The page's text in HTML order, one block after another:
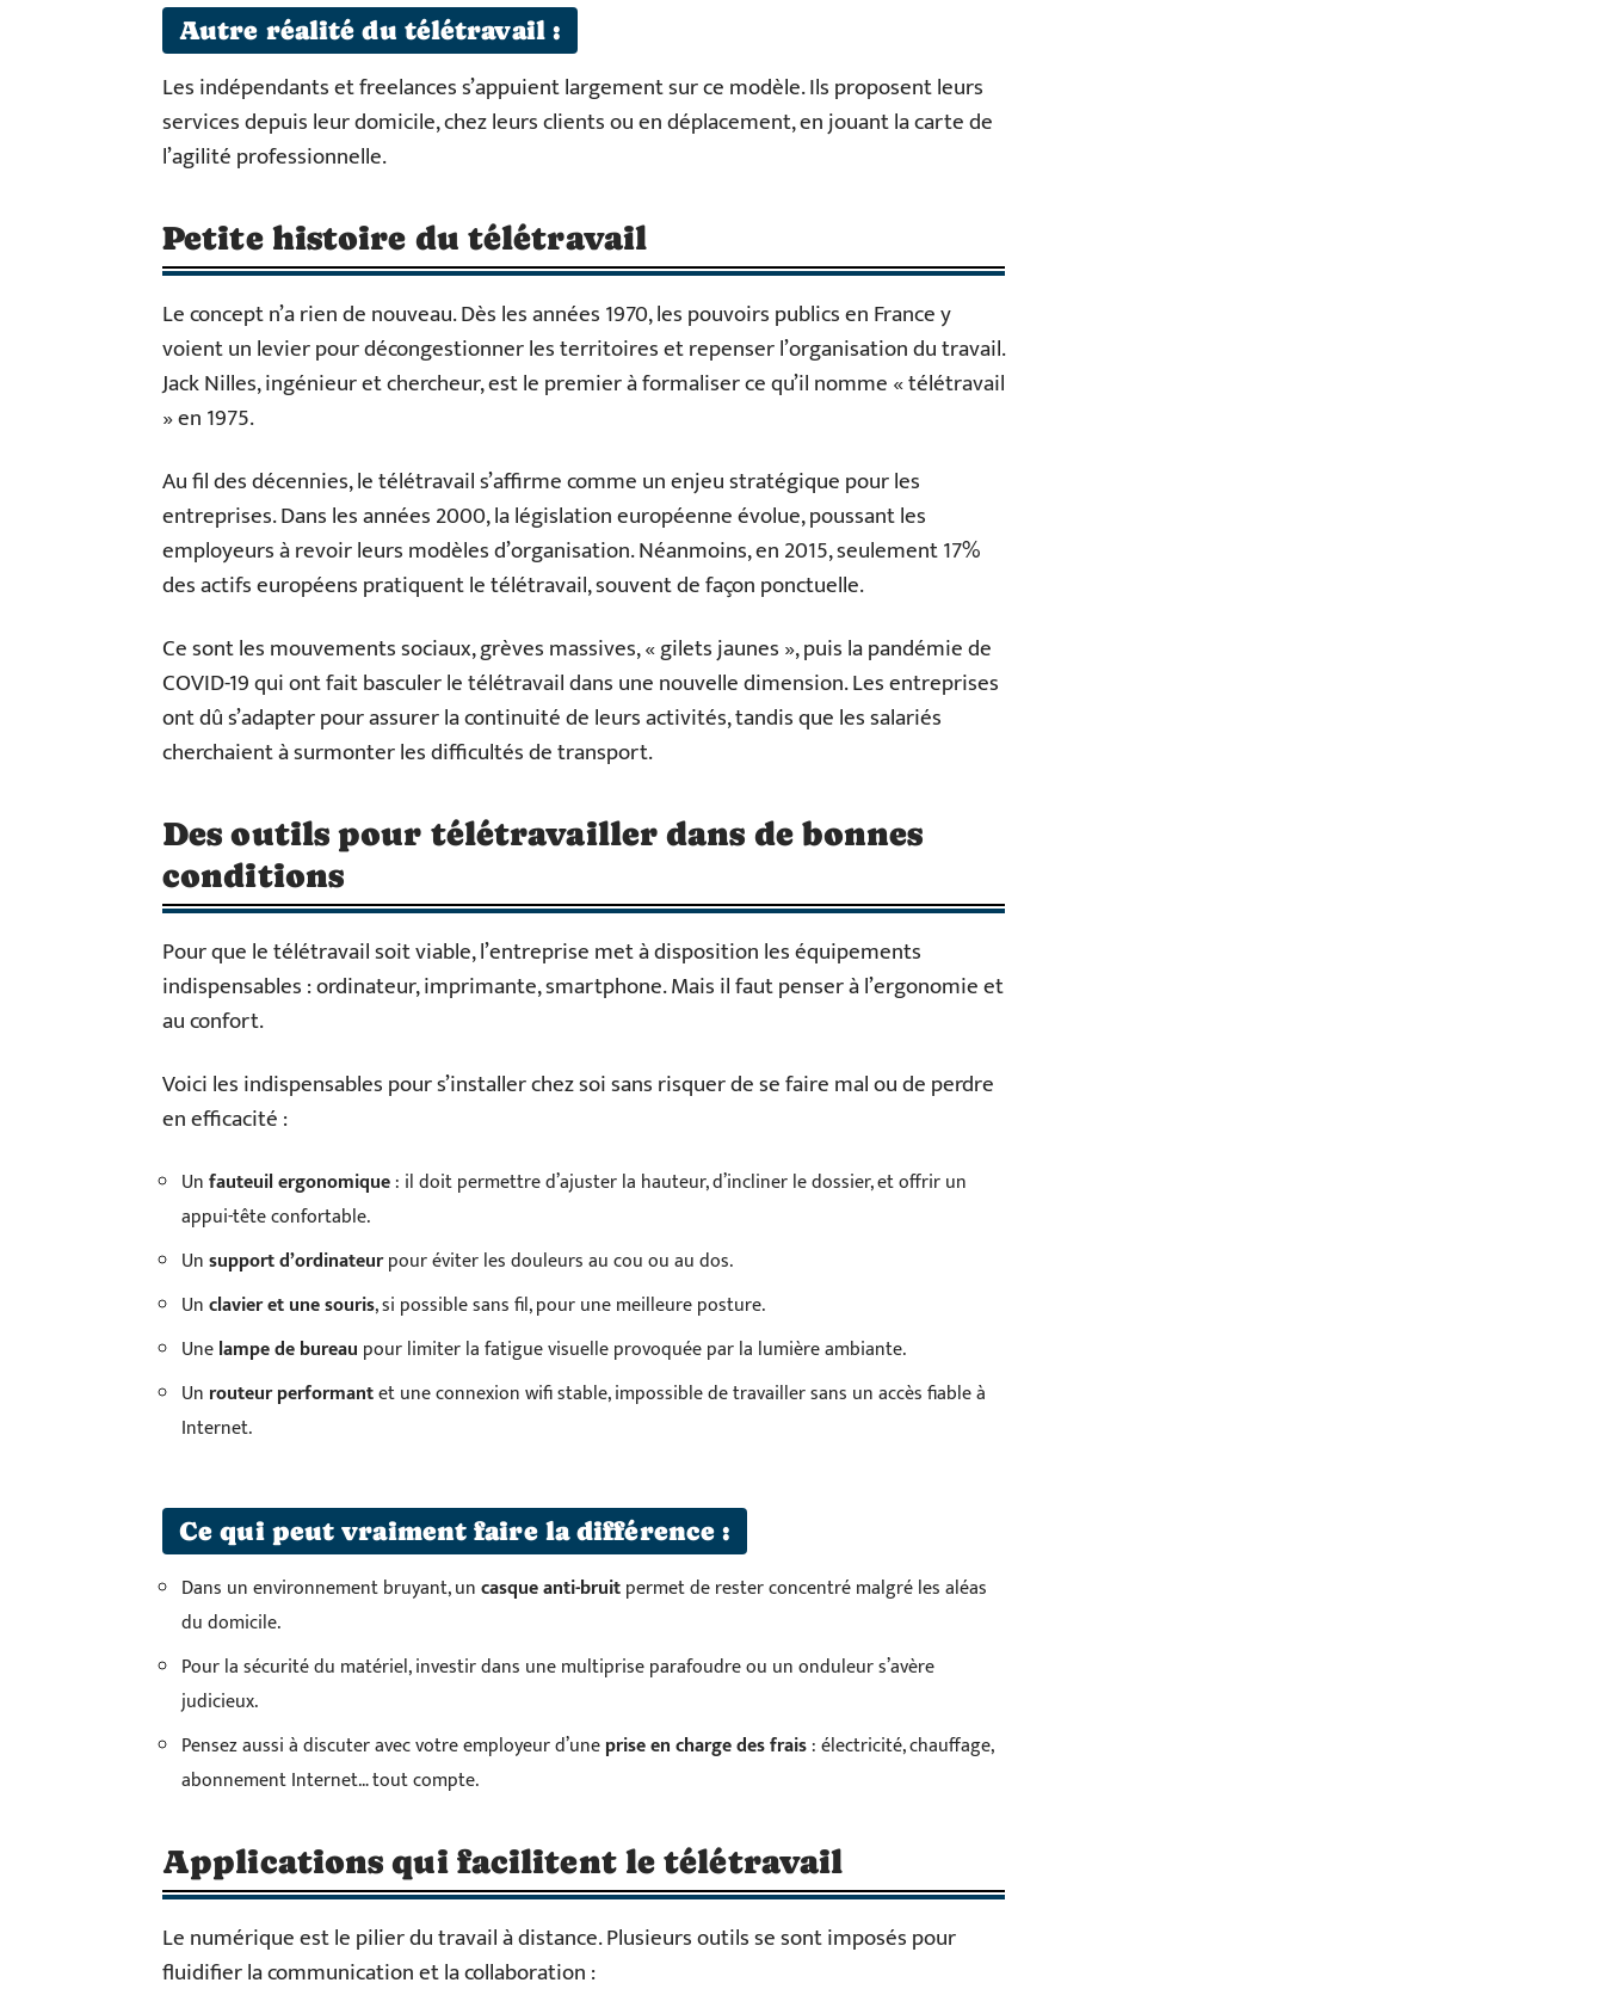
Autre réalité du télétravail :
Les indépendants et freelances s’appuient largement sur ce modèle. Ils proposent leurs
services depuis leur domicile, chez leurs clients ou en déplacement, en jouant la carte de
l’agilité professionnelle.
Petite histoire du télétravail
Le concept n’a rien de nouveau. Dès les années 1970, les pouvoirs publics en France y
voient un levier pour décongestionner les territoires et repenser l’organisation du travail.
Jack Nilles, ingénieur et chercheur, est le premier à formaliser ce qu’il nomme « télétravail
» en 1975.
Au fil des décennies, le télétravail s’affirme comme un enjeu stratégique pour les
entreprises. Dans les années 2000, la législation européenne évolue, poussant les
employeurs à revoir leurs modèles d’organisation. Néanmoins, en 2015, seulement 17%
des actifs européens pratiquent le télétravail, souvent de façon ponctuelle.
Ce sont les mouvements sociaux, grèves massives, « gilets jaunes », puis la pandémie de
COVID-19 qui ont fait basculer le télétravail dans une nouvelle dimension. Les entreprises
ont dû s’adapter pour assurer la continuité de leurs activités, tandis que les salariés
cherchaient à surmonter les difficultés de transport.
Des outils pour télétravailler dans de bonnes
conditions
Pour que le télétravail soit viable, l’entreprise met à disposition les équipements
indispensables : ordinateur, imprimante, smartphone. Mais il faut penser à l’ergonomie et
au confort.
Voici les indispensables pour s’installer chez soi sans risquer de se faire mal ou de perdre
en efficacité :
Unfauteuil ergonomique: il doit permettre d’ajuster la hauteur, d’incliner le dossier, et offrir un
appui-tête confortable.
Unsupport d’ordinateurpour éviter les douleurs au cou ou au dos.
Unclavier et une souris, si possible sans fil, pour une meilleure posture.
Unelampe de bureau pour limiter la fatigue visuelle provoquée par la lumière ambiante.
Un routeur performantet une connexion wifi stable, impossible de travailler sans un accès fiable à
Internet.
Ce qui peut vraiment faire la différence :
Dans un environnement bruyant, uncasque anti-bruitpermet de rester concentré malgré les aléas
du domicile.
Pour la sécurité du matériel, investir dans une multiprise parafoudre ou un onduleur s’avère
judicieux.
Pensez aussi à discuter avec votre employeur d’uneprise en charge des frais: électricité, chauffage,
abonnement Internet… tout compte.
Applications qui facilitent le télétravail
Le numérique est le pilier du travail à distance. Plusieurs outils se sont imposés pour
fluidifier la communication et la collaboration :